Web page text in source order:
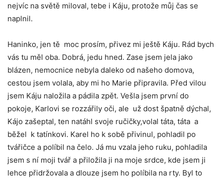
nejvíc na světě miloval, tebe i Káju, protože můj čas se
naplnil.
Haninko, jen tě moc prosím, přivez mi ještě Káju. Rád bych
vás tu měl oba. Dobrá, jedu hned. Zase jsem jela jako
blázen, nemocnice nebyla daleko od našeho domova,
cestou jsem volala, aby mi ho Marie připravila. Před vilou
jsem Káju naložila a pádila zpět. Vešla jsem první do
pokoje, Karlovi se rozzářily oči, ale už dost špatně dýchal,
Kájo zašeptal, ten natáhl svoje ručičky,volal táta, táta a
běžel k tatínkovi. Karel ho k sobě přivinul, pohladil po
tvářičce a políbil na čelo. Já mu vzala jeho ruku, pohladila
jsem s ní moji tvář a přiložila ji na moje srdce, kde jsem ji
lehce přidržovala a dlouze jsem ho políbila na rty. Byl to